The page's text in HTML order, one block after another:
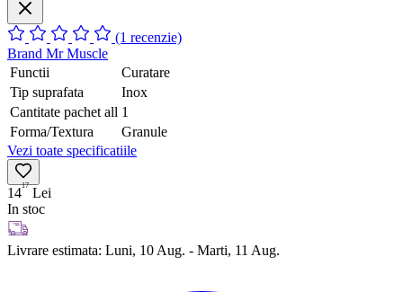
(1 recenzie)
Brand Mr Muscle
Functii
Curatare
Tip suprafata
Inox
Cantitate pachet all 1
Forma/Textura
Granule
Vezi toate specificatiile
1417 Lei
In stoc
Livrare estimata: Luni, 10 Aug. - Marti, 11 Aug.